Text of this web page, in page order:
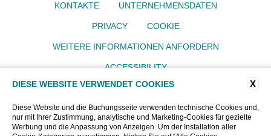
KONTAKTE UNTERNEHMENSDATEN
PRIVACY COOKIE
WEITERE INFORMATIONEN ANFORDERN
ACCESSIBILITY
Via IV Novembre 77, 22017 Menaggio (CO)
Tel.+39 034430640
Email:info@grandhotelmenaggio.com
X
DIESE WEBSITE VERWENDET COOKIES
Diese Website und die Buchungsseite verwenden technische Cookies und,
nur mit Ihrer Zustimmung, analytische und Marketing-Cookies für gezielte
Werbung und die Anpassung von Anzeigen. Um der Installation aller